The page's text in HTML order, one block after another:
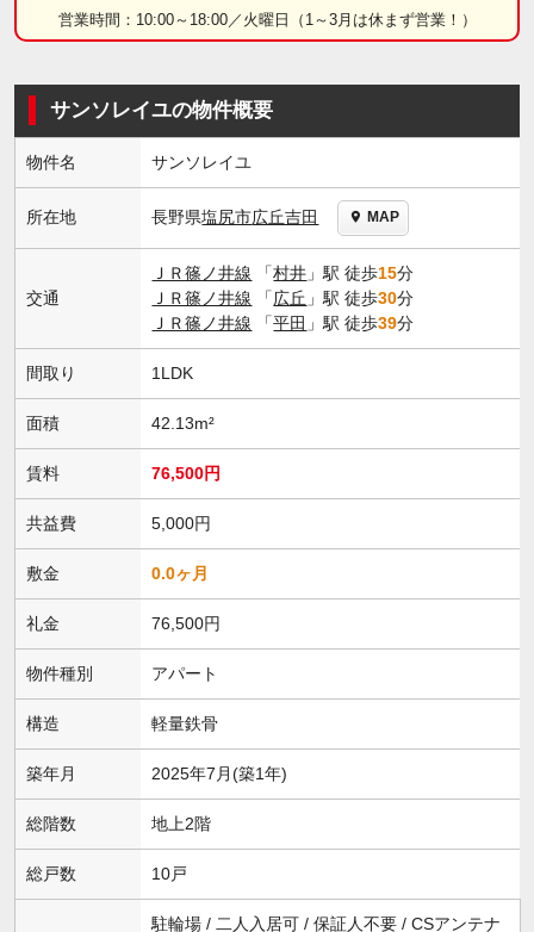
営業時間：10:00～18:00／火曜日（1～3月は休まず営業！）
サンソレイユの物件概要
物件名 サンソレイユ
所在地 長野県塩尻市広丘吉田 MAP
交通
ＪＲ篠ノ井線 「村井 」駅 徒歩15分
ＪＲ篠ノ井線 「広丘 」駅 徒歩30分
ＪＲ篠ノ井線 「平田 」駅 徒歩39分
間取り 1LDK
面積 42.13m²
賃料 76,500円
共益費 5,000円
敷金 0.0ヶ月
礼金 76,500円
物件種別 アパート
構造 軽量鉄骨
築年月 2025年7月(築1年)
総階数 地上2階
総戸数 10戸
駐輪場 / 二人入居可 / 保証人不要 / CSアンテナ